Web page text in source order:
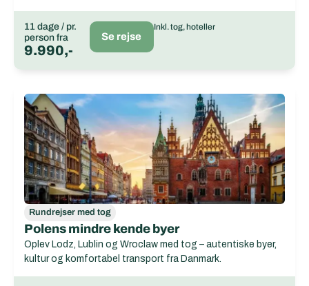
11 dage / pr.
person fra
9.990,-
Se rejse
Inkl. tog, hoteller
Rundrejser med tog
Polens mindre kende byer
Oplev Lodz, Lublin og Wroclaw med tog – autentiske byer,
kultur og komfortabel transport fra Danmark.